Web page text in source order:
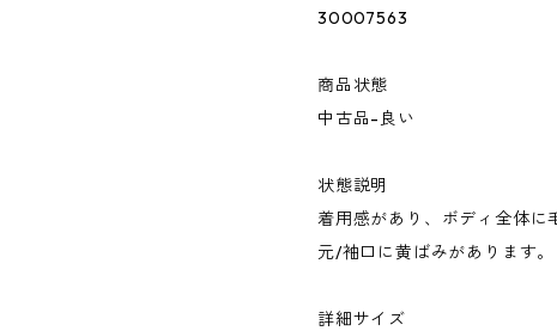
30007563
商品状態
中古品-良い
状態説明
着用感があり、ボディ全体に
元/袖口に黄ばみがあります。
詳細サイズ